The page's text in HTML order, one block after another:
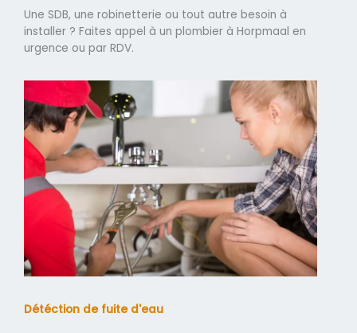
Une SDB, une robinetterie ou tout autre besoin à
installer ? Faites appel à un plombier à Horpmaal en
urgence ou par RDV.
Détéction de fuite d'eau